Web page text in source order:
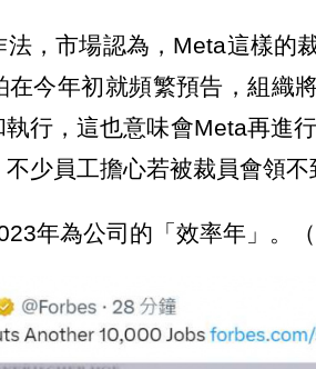
法，市場認為，Meta這樣的
在今年初就頻繁預告，組織
行，這也意味會Meta再進
少員工擔心若被裁員會領不
年為公司的「效率年」。（